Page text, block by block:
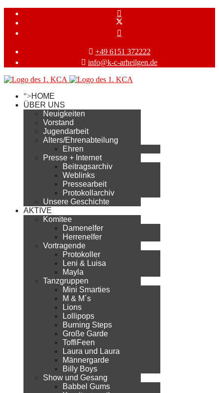
+49 6151 372222
info@k-c-arheilgen.de
">HOME
ÜBER UNS
Neuigkeiten
Vorstand
Jugendarbeit
Alters/Ehrenabteilung
Ehren
Presse + Internet
Beitragsarchiv
Weblinks
Pressearbeit
Protokollarchiv
Unsere Geschichte
AKTIVE
Komitee
Damenelfer
Herrenelfer
Vortragende
Protokoller
Leni & Luisa
Mayla
Tanzgruppen
Mini Smarties
M & M´s
Lions
Lollipops
Burning Steps
Große Garde
ToffiFeen
Laura und Laura
Männergarde
Billy Boys
Show und Gesang
Babbel Gums